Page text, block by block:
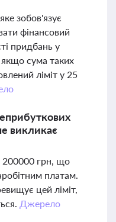
зобов'язує
фінансовий
придбань у
якщо сума таких
ліміт у 25
викликає
200000 грн, що
платам.
цей ліміт,
Джерело